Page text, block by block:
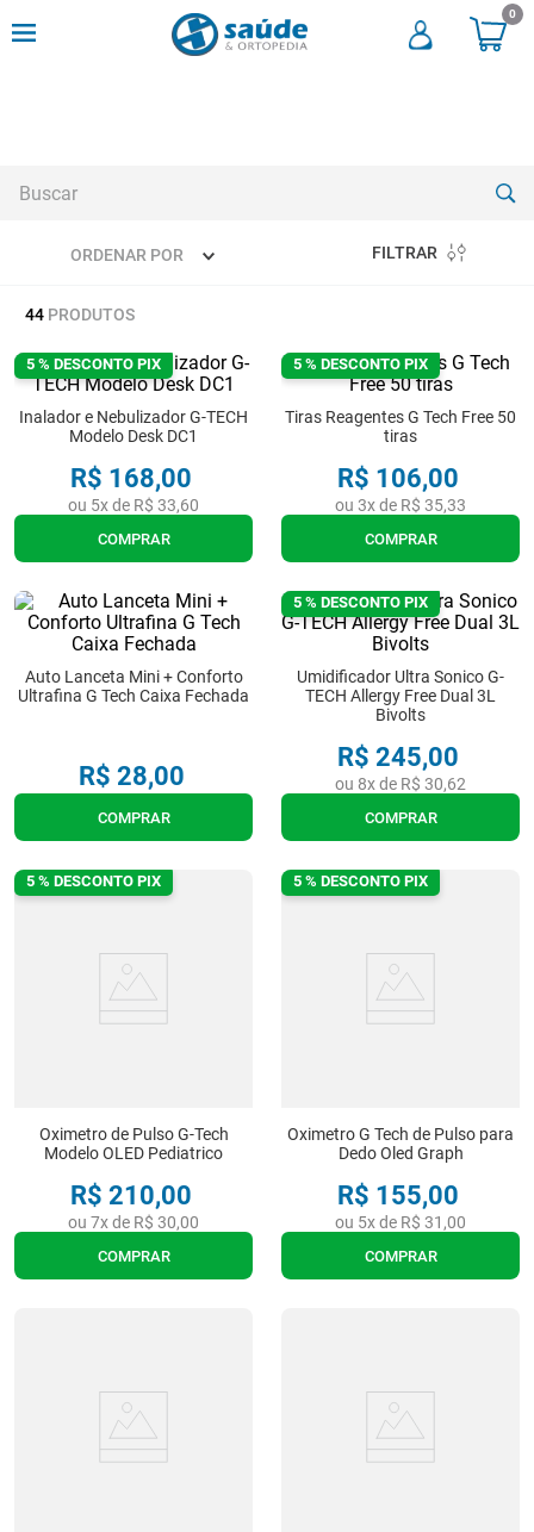
0
ORDENAR POR FILTRAR
44 PRODUTOS
5 % DESCONTO PIX
Inalador e Nebulizador G-TECH
Modelo Desk DC1
R$ 168,00
ou 5x de R$ 33,60
COMPRAR
5 % DESCONTO PIX
Tiras Reagentes G Tech Free 50
tiras
R$ 106,00
ou 3x de R$ 35,33
COMPRAR
Auto Lanceta Mini + Conforto
Ultrafina G Tech Caixa Fechada
R$ 28,00
COMPRAR
5 % DESCONTO PIX
Umidificador Ultra Sonico G-
TECH Allergy Free Dual 3L
Bivolts
R$ 245,00
ou 8x de R$ 30,62
COMPRAR
5 % DESCONTO PIX
Oximetro de Pulso G-Tech
Modelo OLED Pediatrico
R$ 210,00
ou 7x de R$ 30,00
COMPRAR
5 % DESCONTO PIX
Oximetro G Tech de Pulso para
Dedo Oled Graph
R$ 155,00
ou 5x de R$ 31 ,00
COMPRAR
1º
cadeira rodas
2º
meia compressao
andadores
imobilizador joelho
bota imobilizadora
cadeira rodas agile
8º
andador
tipoia
10º cadeira higienica